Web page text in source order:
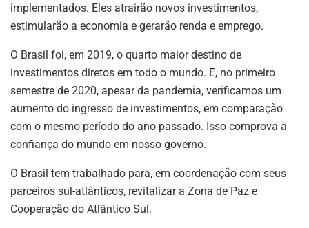
implementados. Eles atrairão novos investimentos,
estimularão a economia e gerarão renda e emprego.
O Brasil foi, em 2019, o quarto maior destino de
investimentos diretos em todo o mundo. E, no primeiro
semestre de 2020, apesar da pandemia, verificamos um
aumento do ingresso de investimentos, em comparação
com o mesmo período do ano passado. Isso comprova a
confiança do mundo em nosso governo.
O Brasil tem trabalhado para, em coordenação com seus
parceiros sul-atlânticos, revitalizar a Zona de Paz e
Cooperação do Atlântico Sul.